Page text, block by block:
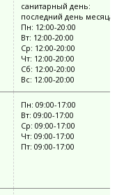
санитарный день:
последний день месяца
Пн: 12:00-20:00
Вт: 12:00-20:00
Ср: 12:00-20:00
Чт: 12:00-20:00
Сб: 12:00-20:00
Вс: 12:00-20:00
Пн: 09:00-17:00
Вт: 09:00-17:00
Ср: 09:00-17:00
Чт: 09:00-17:00
Пт: 09:00-17:00